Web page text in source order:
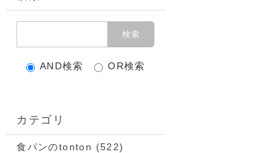
AND検索 OR検索
カテゴリ
食パンのtonton (522)